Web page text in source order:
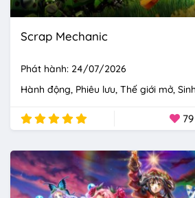
Scrap Mechanic
Phát hành: 24/07/2026
Hành động Phiêu lưu Thế giới mở
79